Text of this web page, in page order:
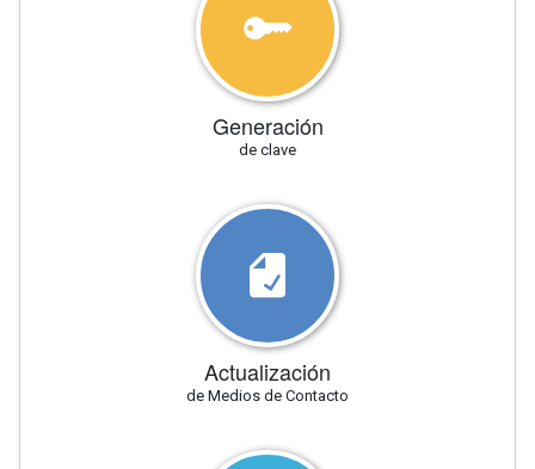
Generación
de clave
Actualización
de Medios de Contacto